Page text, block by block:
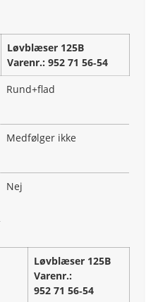
Løvblæser 125B
Varenr.: 952 71 56‑54
Rund+flad
Medfølger ikke
Nej
Løvblæser 125B
Varenr.:
952 71 56‑54